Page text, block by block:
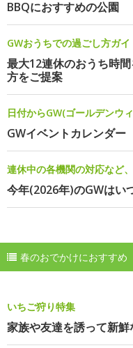
BBQにおすすめの公園
GWおうちでの過ごし方ガイ
最大12連休のおうち時
方をご提案
日付からGW(ゴールデンウ
GWイベントカレンダー
連休中の各機関の対応など
今年(2026年)のGWはい
春のおでかけにおすすめ
いちご狩り特集
家族や友達を誘って新